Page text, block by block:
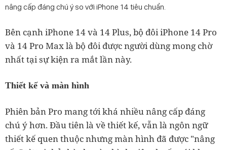
nâng cấp đáng chú ý so với iPhone 14 tiêu chuẩn.
Bên cạnh iPhone 14 và 14 Plus, bộ đôi iPhone 14 Pro
và 14 Pro Max là bộ đôi được người dùng mong chờ
nhất tại sự kiện ra mắt lần này.
Thiết kế và màn hình
Phiên bản Pro mang tới khá nhiều nâng cấp đáng
chú ý hơn. Đầu tiên là về thiết kế, vẫn là ngôn ngữ
thiết kế quen thuộc nhưng màn hình đã được "nâng